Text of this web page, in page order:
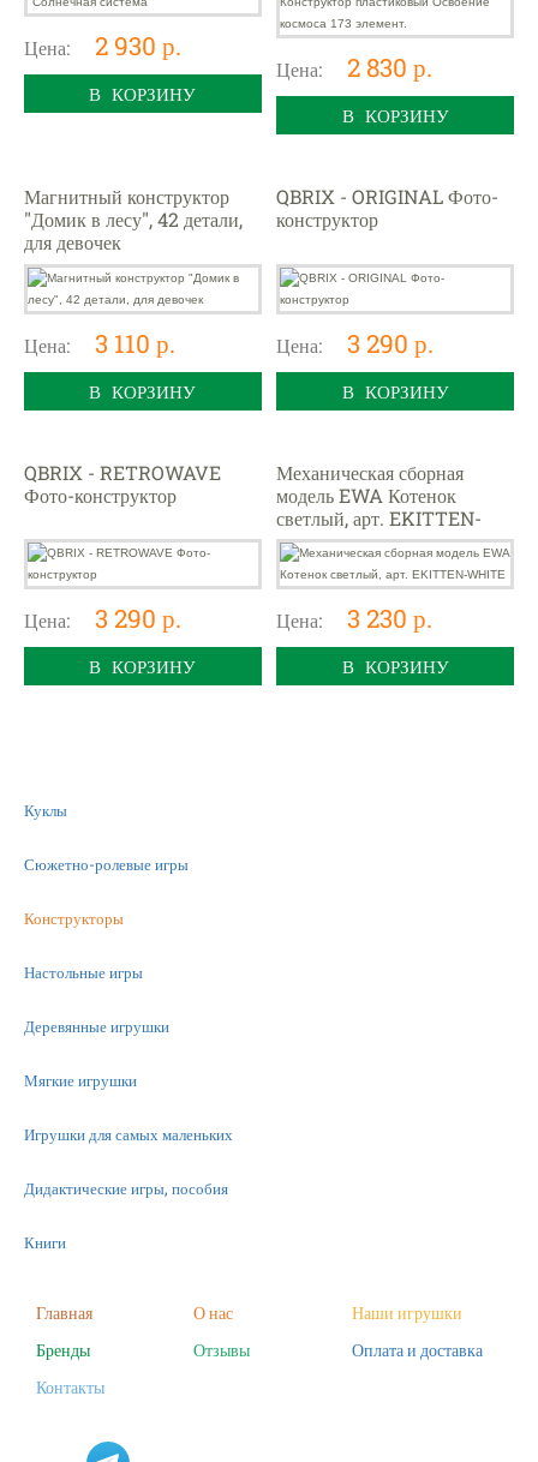
Цена: 2 930 р.
В КОРЗИНУ
Цена: 2 830 р.
В КОРЗИНУ
Магнитный конструктор
"Домик в лесу", 42 детали,
для девочек
Цена: 3 110 р.
В КОРЗИНУ
QBRIX - ORIGINAL Фото-
конструктор
Цена: 3 290 р.
В КОРЗИНУ
QBRIX - RETROWAVE
Фото-конструктор
Цена: 3 290 р.
В КОРЗИНУ
Механическая сборная
модель EWA Котенок
светлый, арт. EKITTEN-
WHITE
Цена: 3 230 р.
В КОРЗИНУ
Куклы
Сюжетно-ролевые игры
Конструкторы
Настольные игры
Деревянные игрушки
Мягкие игрушки
Игрушки для самых маленьких
Дидактические игры, пособия
Книги
Фигурки
Главная О нас
Наши игрушки
Бренды
Отзывы
Оплата и доставка
Контакты